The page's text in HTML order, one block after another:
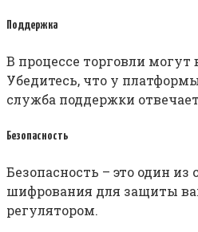
Поддержка
В процессе торговли
Убедитесь, что у
служба поддержки
Безопасность
Безопасность – это один
шифрования для защиты
регулятором.